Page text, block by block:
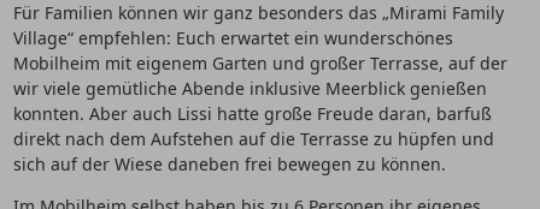
Für Familien können wir ganz besonders das „Mirami Family
Village“ empfehlen: Euch erwartet ein wunderschönes
Mobilheim mit eigenem Garten und großer Terrasse, auf der
wir viele gemütliche Abende inklusive Meerblick genießen
konnten. Aber auch Lissi hatte große Freude daran, barfuß
direkt nach dem Aufstehen auf die Terrasse zu hüpfen und
sich auf der Wiese daneben frei bewegen zu können.